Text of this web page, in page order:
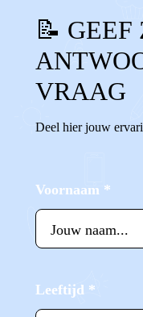
📝 GEEF
VRAAG
Deel hier jouw
Voornaam *
Leeftijd *